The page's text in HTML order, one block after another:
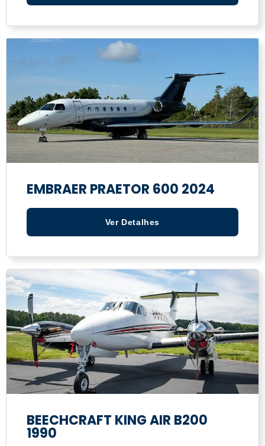
EMBRAER PRAETOR 600 2024
Ver Detalhes
BEECHCRAFT KING AIR B200
1990